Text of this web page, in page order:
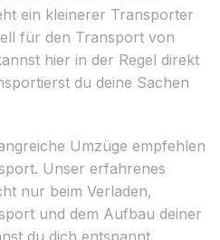
ein kleinerer Transporter
für den Transport von
hier in der Regel direkt
du deine Sachen
Umzüge empfehlen
Unser erfahrenes
nur beim Verladen,
und dem Aufbau deiner
du dich entspannt